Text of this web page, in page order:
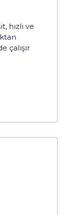
hızlı ve
çalışır